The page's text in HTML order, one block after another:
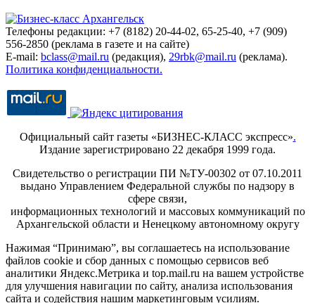
Телефоны редакции: +7 (8182) 20-44-02, 65-25-40, +7 (909)
556-2850 (реклама в газете и на сайте)
E-mail: bclass@mail.ru (редакция), 29rbk@mail.ru (реклама).
Политика конфиденциальности.
Официальный сайт газеты «БИЗНЕС-КЛАСС экспресс».
Издание зарегистрировано 22 декабря 1999 года.
Свидетельство о регистрации ПИ №ТУ-00302 от 07.10.2011
выдано Управлением Федеральной службы по надзору в
сфере связи,
информационных технологий и массовых коммуникаций по
Архангельской области и Ненецкому автономному округу
Нажимая “Принимаю”, вы соглашаетесь на использование
файлов cookie и сбор данных с помощью сервисов веб
аналитики Яндекс.Метрика и top.mail.ru на вашем устройстве
для улучшения навигации по сайту, анализа использования
сайта и содействия нашим маркетинговым усилиям.